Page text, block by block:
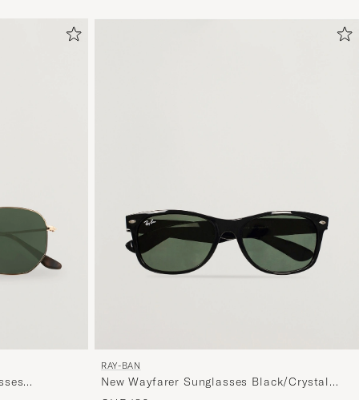
RAY-BAN
New Wayfarer Sunglasses Black/Crystal
Green